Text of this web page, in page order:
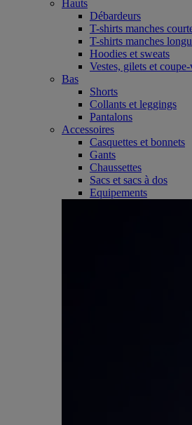
Hauts
Débardeurs
T-shirts manches
T-shirts manches
Hoodies et sweats
Vestes, gilets et
Bas
Shorts
Collants et leggings
Pantalons
Accessoires
Casquettes et bonnets
Gants
Chaussettes
Sacs et sacs à dos
Equipements